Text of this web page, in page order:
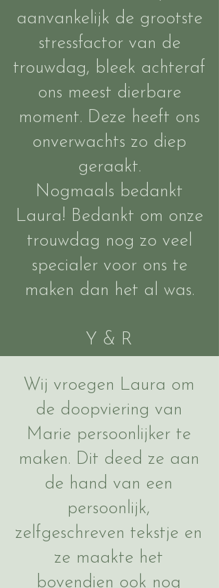
aanvankelijk de grootste
stressfactor van de
trouwdag, bleek achteraf
ons meest dierbare
moment. Deze heeft ons
onverwachts zo diep
geraakt.
Nogmaals bedankt
Laura! Bedankt om onze
trouwdag nog zo veel
specialer voor ons te
maken dan het al was.
Y & R
Wij vroegen Laura om
de doopviering van
Marie persoonlijker te
maken. Dit deed ze aan
de hand van een
persoonlijk,
zelfgeschreven tekstje en
ze maakte het
bovendien ook nog